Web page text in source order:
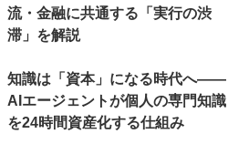
流・金融に共通する「実行の渋
滞」を解説
知識は「資本」になる時代へ——
AIエージェントが個人の専門知識
を24時間資産化する仕組み